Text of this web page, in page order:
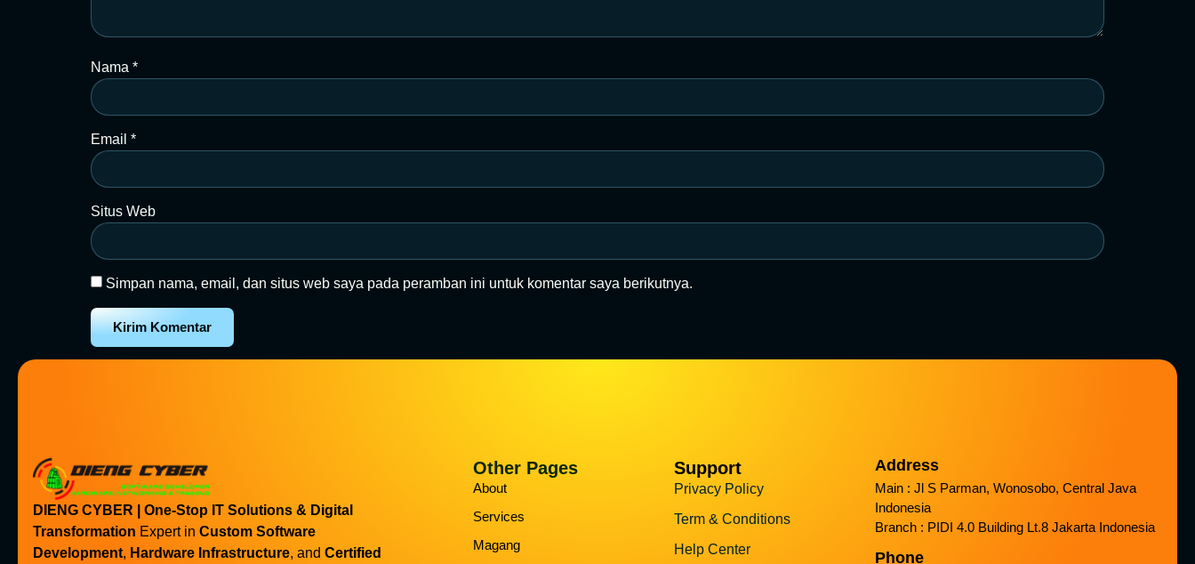
Nama *
Email *
Situs Web
Simpan nama, email, dan situs web saya pada peramban ini untuk komentar saya berikutnya.
DIENG CYBER | One-Stop IT Solutions & Digital
Transformation Expert in Custom Software
Development, Hardware Infrastructure, and Certified
Other Pages
About
Services
Magang
Support
Privacy Policy
Term & Conditions
Help Center
Address
Main : Jl S Parman, Wonosobo, Central Java
Indonesia
Branch : PIDI 4.0 Building Lt.8 Jakarta Indonesia
Phone